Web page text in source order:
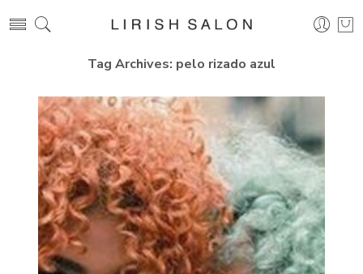
Tag Archives: pelo rizado azul